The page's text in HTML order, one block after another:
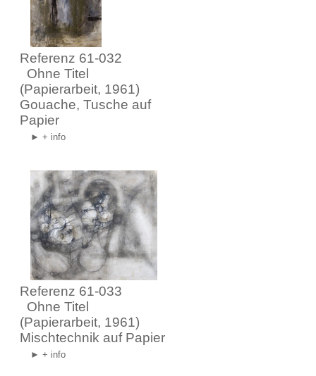
Referenz 61-032
Ohne Titel
(Papierarbeit, 1961)
Gouache, Tusche auf
Papier
► + info
Referenz 61-033
Ohne Titel
(Papierarbeit, 1961)
Mischtechnik auf Papier
► + info